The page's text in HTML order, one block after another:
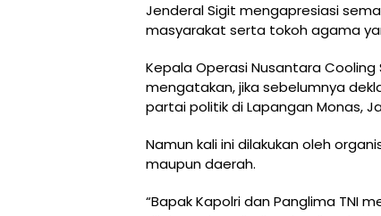
Jenderal Sigit mengapresiasi
masyarakat serta tokoh agama
Kepala Operasi Nusantara Cooling
mengatakan, jika sebelumnya
partai politik di Lapangan Monas,
Namun kali ini dilakukan oleh
maupun daerah.
“Bapak Kapolri dan Panglima TNI